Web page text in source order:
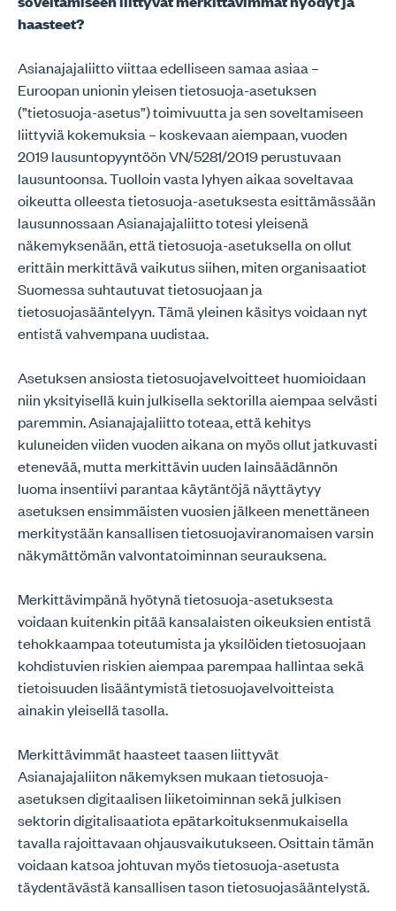
haasteet?
Asianajajaliitto viittaa edelliseen samaa asiaa –
Euroopan unionin yleisen tietosuoja-asetuksen
(”tietosuoja-asetus”) toimivuutta ja sen soveltamiseen
liittyviä kokemuksia – koskevaan aiempaan, vuoden
2019 lausuntopyyntöön VN/5281/2019 perustuvaan
lausuntoonsa. Tuolloin vasta lyhyen aikaa soveltavaa
oikeutta olleesta tietosuoja-asetuksesta esittämässään
lausunnossaan Asianajajaliitto totesi yleisenä
näkemyksenään, että tietosuoja-asetuksella on ollut
erittäin merkittävä vaikutus siihen, miten organisaatiot
Suomessa suhtautuvat tietosuojaan ja
tietosuojasääntelyyn. Tämä yleinen käsitys voidaan nyt
entistä vahvempana uudistaa.
Asetuksen ansiosta tietosuojavelvoitteet huomioidaan
niin yksityisellä kuin julkisella sektorilla aiempaa selvästi
paremmin. Asianajajaliitto toteaa, että kehitys
kuluneiden viiden vuoden aikana on myös ollut jatkuvasti
etenevää, mutta merkittävin uuden lainsäädännön
luoma insentiivi parantaa käytäntöjä näyttäytyy
asetuksen ensimmäisten vuosien jälkeen menettäneen
merkitystään kansallisen tietosuojaviranomaisen varsin
näkymättömän valvontatoiminnan seurauksena.
Merkittävimpänä hyötynä tietosuoja-asetuksesta
voidaan kuitenkin pitää kansalaisten oikeuksien entistä
tehokkaampaa toteutumista ja yksilöiden tietosuojaan
kohdistuvien riskien aiempaa parempaa hallintaa sekä
tietoisuuden lisääntymistä tietosuojavelvoitteista
ainakin yleisellä tasolla.
Merkittävimmät haasteet taasen liittyvät
Asianajajaliiton näkemyksen mukaan tietosuoja-
asetuksen digitaalisen liiketoiminnan sekä julkisen
sektorin digitalisaatiota epätarkoituksenmukaisella
tavalla rajoittavaan ohjausvaikutukseen. Osittain tämän
voidaan katsoa johtuvan myös tietosuoja-asetusta
täydentävästä kansallisen tason tietosuojasääntelystä.